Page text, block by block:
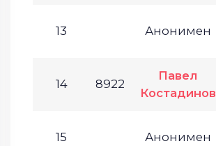
13 Анонимен
14 8922
Павел
Костадинов
15 Анонимен